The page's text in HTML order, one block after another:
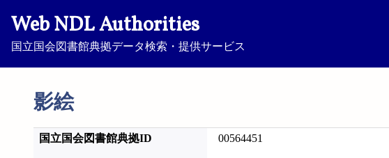
Web NDL Authorities
国立国会図書館典拠データ検索・提供サービス
影絵
国立国会図書館典拠ID 00564451